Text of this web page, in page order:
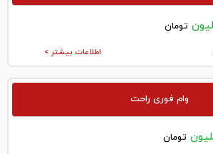
تومان
اطلاعات بیشتر >
وام فوری راحت
تومان